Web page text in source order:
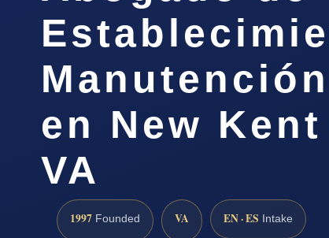
en New
VA
1997 Founded VA EN · ES Intake